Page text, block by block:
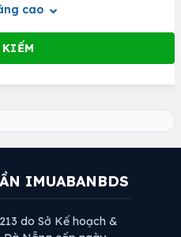
cao
IMUABANBDS
do Sở Kế hoạch &